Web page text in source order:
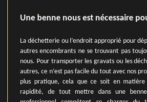
Une benne nous est nécessaire
La déchetterie ou l’endroit approprié pour
autres encombrants ne se trouvant pas
nous. Pour transporter les gravats ou les
autres, ce n’est pas facile du tout avec nos
plus pratique, cela que ce soit en matière
rapidité, de tout mettre dans une